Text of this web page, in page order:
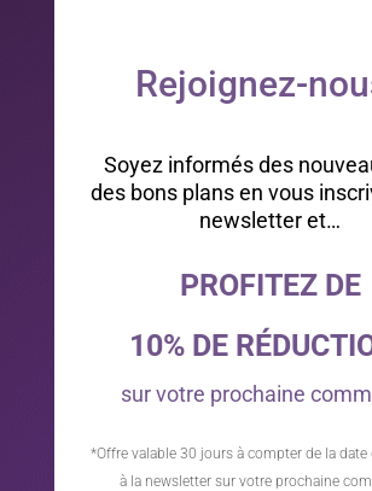
Rejoignez-
Soyez informés des
des bons plans en vous
newsletter et…
PROFITEZ DE
10% DE
sur votre prochaine
*Offre valable 30 jours à compter de la date
à la newsletter sur votre prochaine